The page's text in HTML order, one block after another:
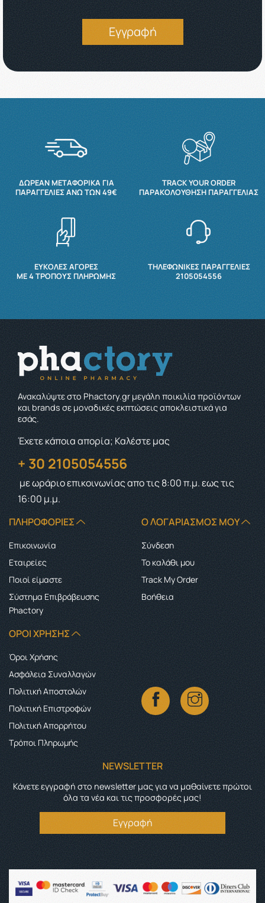
Εγγραφή
ΔΩΡΕΆΝ ΜΕΤΑΦΟΡΙΚΆ ΓΙΑ
ΠΑΡΑΓΓΕΛΊΕΣ ΆΝΩ ΤΩΝ 49€
TRACK YOUR ORDER
ΠΑΡΑΚΟΛΟΎΘΗΣΗ ΠΑΡΑΓΓΕΛΊΑΣ
ΕΥΚΟΛΕΣ ΑΓΟΡΕΣ
ΜΕ 4 ΤΡΌΠΟΥΣ ΠΛΗΡΩΜΉΣ
ΤΗΛΕΦΩΝΙΚΕΣ ΠΑΡΑΓΓΕΛΙΕΣ
2105054556
Ανακαλύψτε στο Phactory.gr μεγάλη ποικιλία προϊόντων
και brands σε μοναδικές εκπτώσεις αποκλειστικά για
εσάς.
Έχετε κάποια απορία; Καλέστε μας
+ 30 2105054556
με ωράριο επικοινωνίαςαπο τις 8:00 π.μ. εως τις
16:00 μ.μ.
ΠΛΗΡΟΦΟΡΊΕΣ
Επικοινωνία
Εταιρείες
Ποιοί είμαστε
Σύστημα Επιβράβευσης
Phactory
Ο ΛΟΓΑΡΙΑΣΜΌΣ ΜΟΥ
Σύνδεση
Το καλάθι μου
Track My Order
Boήθεια
ΌΡΟΙ ΧΡΉΣΗΣ
Όροι Χρήσης
Ασφάλεια Συναλλαγών
Πολιτική Αποστολών
Πολιτική Επιστροφών
Πολιτική Απορρήτου
Τρόποι Πληρωμής
NEWSLETTER
Κάνετε εγγραφή στο newsletter μας για να μαθαίνετε πρώτοι
όλα τα νέα και τις προσφορές μας!
Εγγραφή